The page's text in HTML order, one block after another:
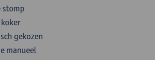
stomp
gekozen
manueel